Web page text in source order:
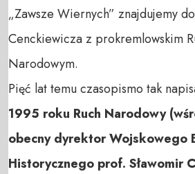
„Zawsze Wiernych” znajdujemy
Cenckiewicza z prokremlowskim
Narodowym.
Pięć lat temu czasopismo tak
1995 roku Ruch Narodowy
obecny dyrektor Wojskowego
Historycznego prof. Sławomir